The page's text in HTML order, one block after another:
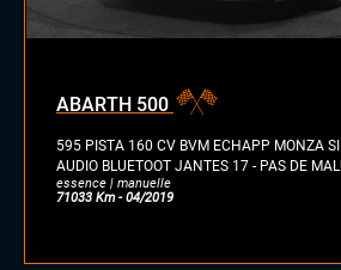
ABARTH 500
595 PISTA 160 CV BVM ECHAPP MONZA
AUDIO BLUETOOT JANTES 17 - PAS DE
essence | manuelle
71033 Km - 04/2019